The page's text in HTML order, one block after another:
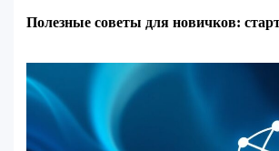
Полезные советы для новичков: